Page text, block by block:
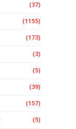
(37)
(1155)
(173)
(3)
(5)
(39)
(157)
(5)